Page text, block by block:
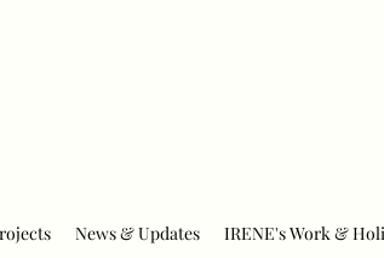
News & Updates IRENE's Work &